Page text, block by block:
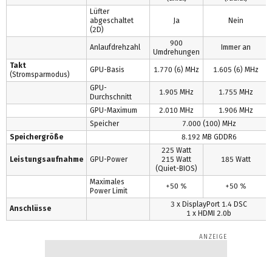
Lüfter
abgeschaltet
(2D)
Ja Nein
Anlaufdrehzahl
900
Umdrehungen
Immer an
Takt
(Stromsparmodus)
GPU-Basis 1.770 (6) MHz 1.605 (6) MHz
GPU-
Durchschnitt
1.905 MHz 1.755 MHz
GPU-Maximum 2.010 MHz
1.906 MHz
Speicher
7.000 (100) MHz
Speichergröße
8.192 MB GDDR6
Leistungsaufnahme GPU-Power
225 Watt
215 Watt
(Quiet-BIOS)
185 Watt
Maximales
Power Limit
+50 % +50 %
Anschlüsse
3 x DisplayPort 1.4 DSC
1 x HDMI 2.0b